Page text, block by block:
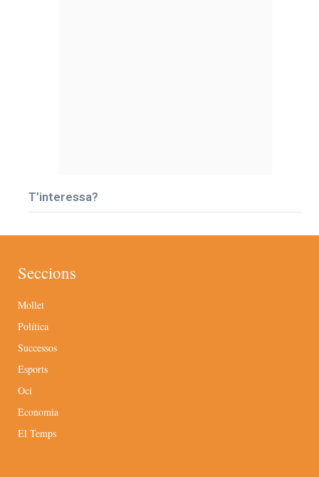
T’interessa?
Seccions
Mollet
Política
Successos
Esports
Oci
Economia
El Temps